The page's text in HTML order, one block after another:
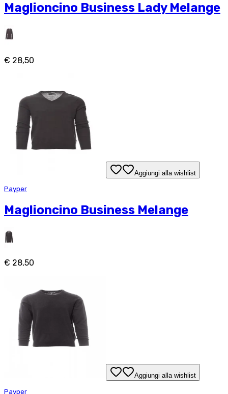
Maglioncino Business Lady Melange
€ 28,50
Aggiungi alla wishlist
Payper
Maglioncino Business Melange
€ 28,50
Aggiungi alla wishlist
Payper